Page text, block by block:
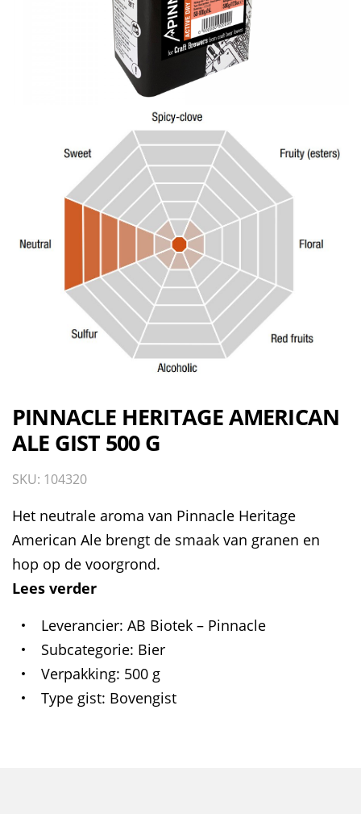
PINNACLE HERITAGE AMERICAN
ALE GIST 500 G
SKU: 104320
Het neutrale aroma van Pinnacle Heritage
American Ale brengt de smaak van granen en
hop op de voorgrond.
Lees verder
Leverancier AB Biotek – Pinnacle
Subcategorie Bier
Verpakking 500 g
Type gist Bovengist